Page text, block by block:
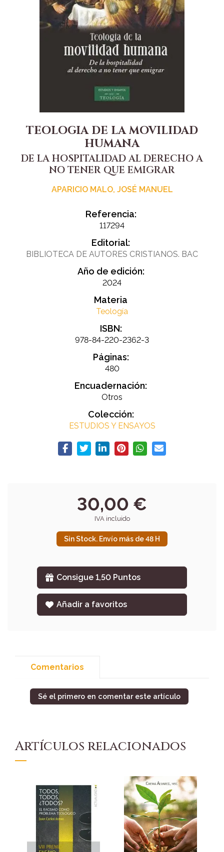
TEOLOGIA DE LA MOVILIDAD
HUMANA
DE LA HOSPITALIDAD AL DERECHO A
NO TENER QUE EMIGRAR
APARICIO MALO, JOSÉ MANUEL
Referencia:
117294
Editorial:
BIBLIOTECA DE AUTORES CRISTIANOS. BAC
Año de edición:
2024
Materia
Teología
ISBN:
978-84-220-2362-3
Páginas:
480
Encuadernación:
Otros
Colección:
ESTUDIOS Y ENSAYOS
30,00 €
IVA incluido
Sin Stock. Envío más de 48 H
Consigue 1,50 Puntos
Añadir a favoritos
Comentarios
Sé el primero en comentar este artículo
Artículos relacionados